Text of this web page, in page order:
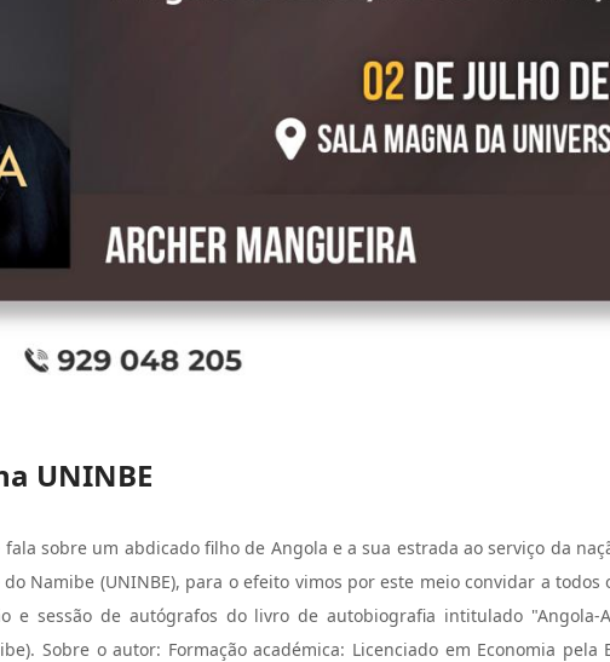
UNINBE
sobre um abdicado filho de Angola e a sua estrada ao serviço da
Namibe (UNINBE), para o efeito vimos por este meio convidar a
sessão de autógrafos do livro de autobiografia intitulado "Angola-A
Sobre o autor: Formação académica: Licenciado em Economia